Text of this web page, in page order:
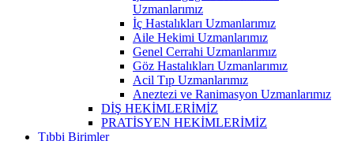
Uzmanlarımız
İç Hastalıkları Uzmanlarımız
Aile Hekimi Uzmanlarımız
Genel Cerrahi Uzmanlarımız
Göz Hastalıkları Uzmanlarımız
Acil Tıp Uzmanlarımız
Aneztezi ve Ranimasyon Uzmanlarımız
DİŞ HEKİMLERİMİZ
PRATİSYEN HEKİMLERİMİZ
Tıbbi Birimler